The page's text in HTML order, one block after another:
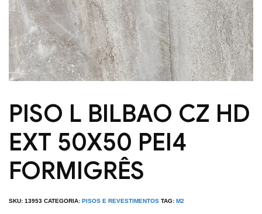
PISO L BILBAO CZ HD
EXT 50X50 PEI4
FORMIGRÊS
SKU: 13953 CATEGORIA: PISOS E REVESTIMENTOS TAG: M2